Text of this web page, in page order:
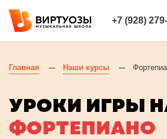
+7 (928)
Главная — Наши курсы —
УРОКИ ИГРЫ
ФОРТЕПИАНО